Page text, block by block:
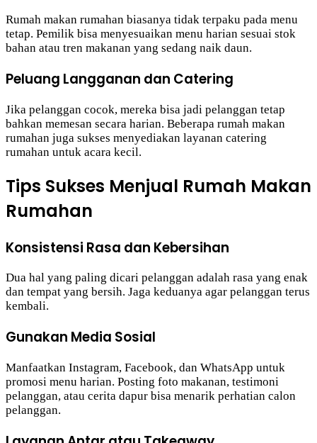
Rumah makan rumahan biasanya tidak terpaku pada menu
tetap. Pemilik bisa menyesuaikan menu harian sesuai stok
bahan atau tren makanan yang sedang naik daun.
Peluang Langganan dan Catering
Jika pelanggan cocok, mereka bisa jadi pelanggan tetap
bahkan memesan secara harian. Beberapa rumah makan
rumahan juga sukses menyediakan layanan catering
rumahan untuk acara kecil.
Tips Sukses Menjual Rumah Makan
Rumahan
Konsistensi Rasa dan Kebersihan
Dua hal yang paling dicari pelanggan adalah rasa yang enak
dan tempat yang bersih. Jaga keduanya agar pelanggan terus
kembali.
Gunakan Media Sosial
Manfaatkan Instagram, Facebook, dan WhatsApp untuk
promosi menu harian. Posting foto makanan, testimoni
pelanggan, atau cerita dapur bisa menarik perhatian calon
pelanggan.